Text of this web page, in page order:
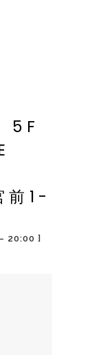
5F
前1-
20:00 ]